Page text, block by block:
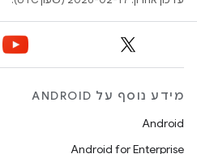
מידע נוסף על ANDROID
Android
Android for Enterprise